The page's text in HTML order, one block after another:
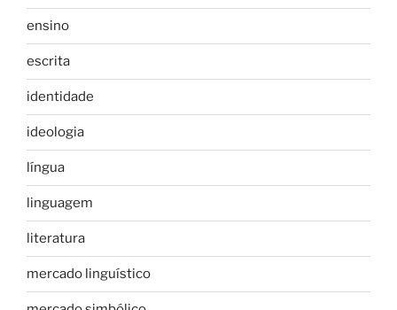
ensino
escrita
identidade
ideologia
língua
linguagem
literatura
mercado linguístico